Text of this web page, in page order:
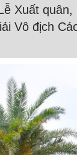
Xuất
Vô địch